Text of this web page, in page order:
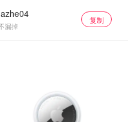
漏掉
复制